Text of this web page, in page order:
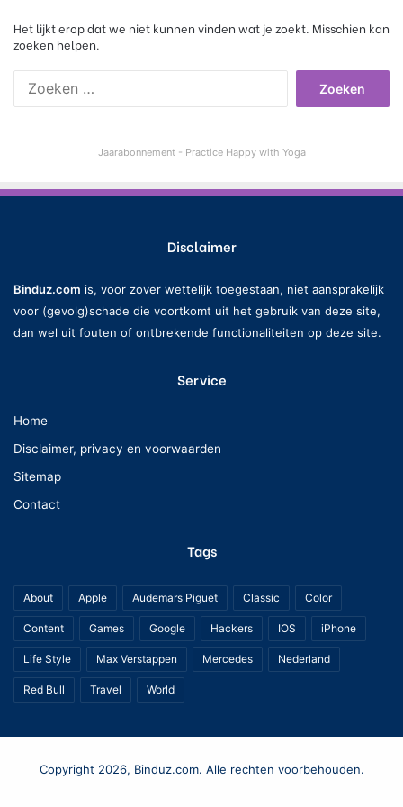
Het lijkt erop dat we niet kunnen vinden wat je zoekt. Misschien kan
zoeken helpen.
e
n
Jaarabonnement - Practice Happy with Yoga
Disclaimer
Binduz.com is, voor zover wettelijk toegestaan, niet aansprakelijk
voor (gevolg)schade die voortkomt uit het gebruik van deze site,
dan wel uit fouten of ontbrekende functionaliteiten op deze site.
Service
Home
Disclaimer, privacy en voorwaarden
Sitemap
Contact
Tags
About Apple Audemars Piguet Classic Color
Content Games Google Hackers IOS iPhone
Life Style Max Verstappen Mercedes Nederland
Red Bull Travel World
Copyright 2026, Binduz.com. Alle rechten voorbehouden.